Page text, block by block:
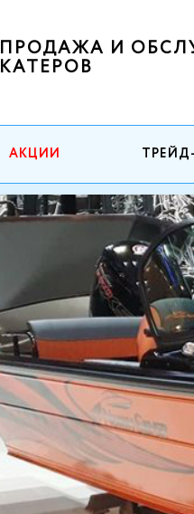
ПРОДАЖА И
КАТЕРОВ
АКЦИИ